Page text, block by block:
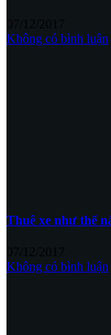
Không có bình luận
Thuê xe như thế
Không có bình luận